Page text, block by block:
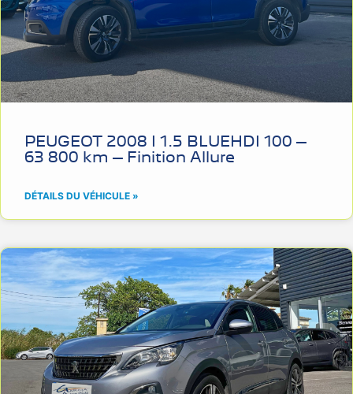
PEUGEOT 2008 I 1.5 BLUEHDI 100 –
63 800 km – Finition Allure
DÉTAILS DU VÉHICULE »